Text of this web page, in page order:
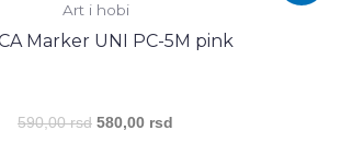
Art i hobi
Marker UNI PC-5M pink
590,00rsd
је
била:
590,00 rsd.
580,00 rsd
580,00 rsd.